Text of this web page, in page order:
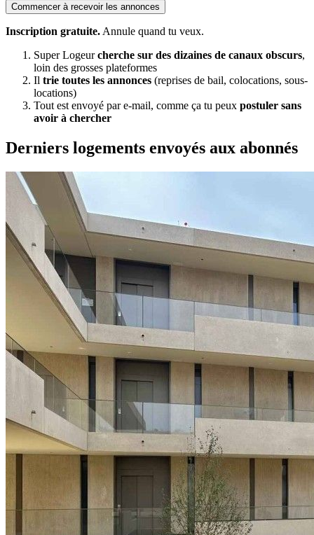
Commencer à recevoir les annonces
Inscription gratuite. Annule quand tu veux.
Super Logeurcherche sur des dizaines de canaux obscurs,
loin des grosses plateformes
Il trie toutes les annonces (reprises de bail, colocations, sous-
locations)
Tout est envoyé par e-mail, comme ça tu peux postuler sans
avoir à chercher
Derniers logements envoyés aux abonnés